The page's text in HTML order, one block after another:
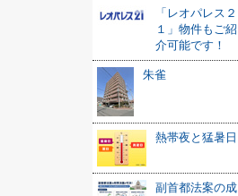
「レオパレス２
１」物件もご紹
介可能です！
朱雀
熱帯夜と猛暑日
副首都法案の成